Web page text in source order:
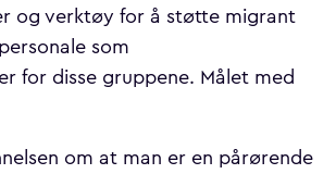
og verktøy for å støtte migrant
som
for disse gruppene. Målet med
om at man er en pårørende